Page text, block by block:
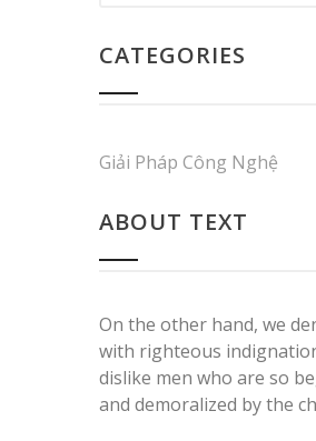
CATEGORIES
Giải Pháp Công Nghệ
ABOUT TEXT
On the other hand, we
with righteous
dislike men who are so
and demoralized by the